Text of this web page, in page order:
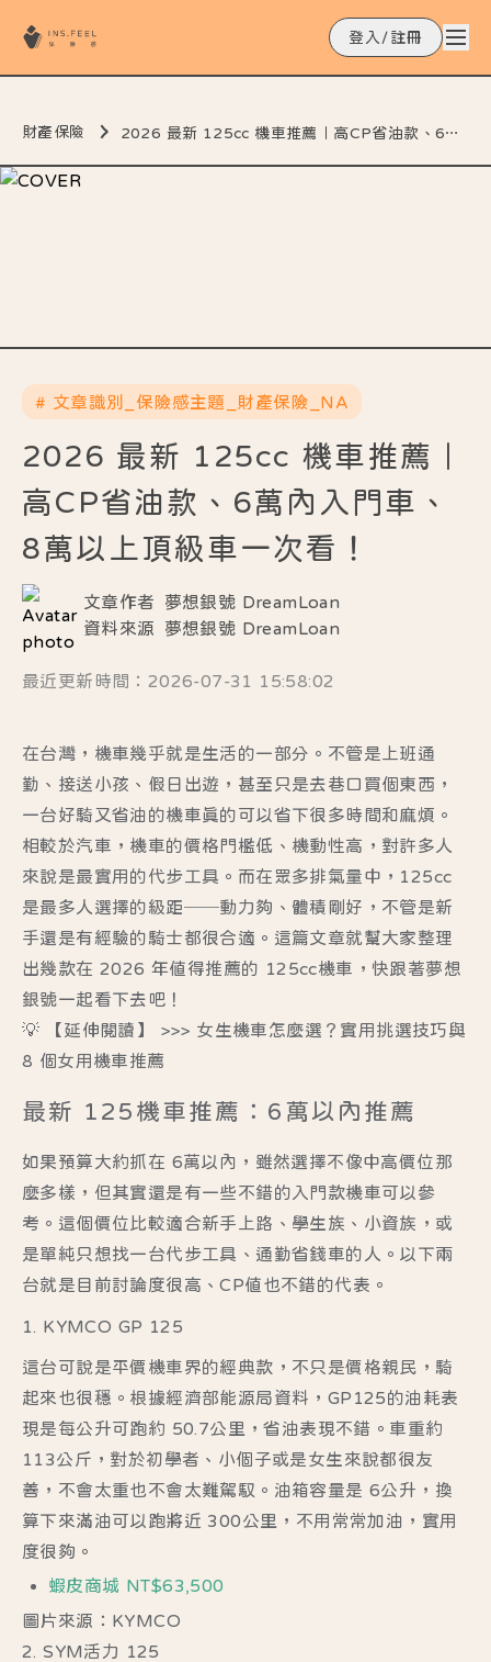
登入/註冊
財產保險 2026 最新 125cc 機車推薦｜高CP省油款、6萬內入門車、8萬以上頂級車一次看！
# 文章識別_保險感主題_財產保險_NA
2026 最新 125cc 機車推薦｜
高CP省油款、6萬內入門車、
8萬以上頂級車一次看！
文章作者
夢想銀號 DreamLoan
資料來源
夢想銀號 DreamLoan
最近更新時間：2026-07-31 15:58:02
在台灣，機車幾乎就是生活的一部分。不管是上班通
勤、接送小孩、假日出遊，甚至只是去巷口買個東西，
一台好騎又省油的機車真的可以省下很多時間和麻煩。
相較於汽車，機車的價格門檻低、機動性高，對許多人
來說是最實用的代步工具。而在眾多排氣量中，125cc
是最多人選擇的級距──動力夠、體積剛好，不管是新
手還是有經驗的騎士都很合適。這篇文章就幫大家整理
出幾款在 2026 年值得推薦的 125cc機車，快跟著夢想
銀號一起看下去吧！
💡 【延伸閱讀】 >>> 女生機車怎麼選？實用挑選技巧與
8 個女用機車推薦
最新 125機車推薦：6萬以內推薦
如果預算大約抓在 6萬以內，雖然選擇不像中高價位那
麼多樣，但其實還是有一些不錯的入門款機車可以參
考。這個價位比較適合新手上路、學生族、小資族，或
是單純只想找一台代步工具、通勤省錢車的人。以下兩
台就是目前討論度很高、CP值也不錯的代表。
1. KYMCO GP 125
這台可說是平價機車界的經典款，不只是價格親民，騎
起來也很穩。根據經濟部能源局資料，GP125的油耗表
現是每公升可跑約 50.7公里，省油表現不錯。車重約
113公斤，對於初學者、小個子或是女生來說都很友
善，不會太重也不會太難駕馭。油箱容量是 6公升，換
算下來滿油可以跑將近 300公里，不用常常加油，實用
度很夠。
蝦皮商城 NT$63,500
圖片來源：KYMCO
2. SYM活力 125